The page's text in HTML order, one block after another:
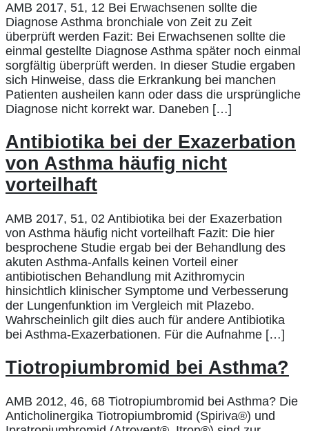
AMB 2017, 51, 12 Bei Erwachsenen sollte die
Diagnose Asthma bronchiale von Zeit zu Zeit
überprüft werden Fazit: Bei Erwachsenen sollte die
einmal gestellte Diagnose Asthma später noch einmal
sorgfältig überprüft werden. In dieser Studie ergaben
sich Hinweise, dass die Erkrankung bei manchen
Patienten ausheilen kann oder dass die ursprüngliche
Diagnose nicht korrekt war. Daneben […]
Antibiotika bei der Exazerbation
von Asthma häufig nicht
vorteilhaft
AMB 2017, 51, 02 Antibiotika bei der Exazerbation
von Asthma häufig nicht vorteilhaft Fazit: Die hier
besprochene Studie ergab bei der Behandlung des
akuten Asthma-Anfalls keinen Vorteil einer
antibiotischen Behandlung mit Azithromycin
hinsichtlich klinischer Symptome und Verbesserung
der Lungenfunktion im Vergleich mit Plazebo.
Wahrscheinlich gilt dies auch für andere Antibiotika
bei Asthma-Exazerbationen. Für die Aufnahme […]
Tiotropiumbromid bei Asthma?
AMB 2012, 46, 68 Tiotropiumbromid bei Asthma? Die
Anticholinergika Tiotropiumbromid (Spiriva®) und